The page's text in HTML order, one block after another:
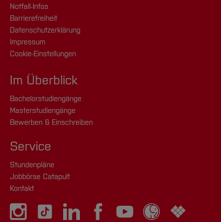
Notfall-Infos
Barrierefreiheit
Datenschutzerklärung
Impressum
Cookie-Einstellungen
Im Überblick
Bachelorstudiengänge
Masterstudiengänge
Bewerben & Einschreiben
Service
Stundenpläne
Jobbörse Catapult
Kontakt